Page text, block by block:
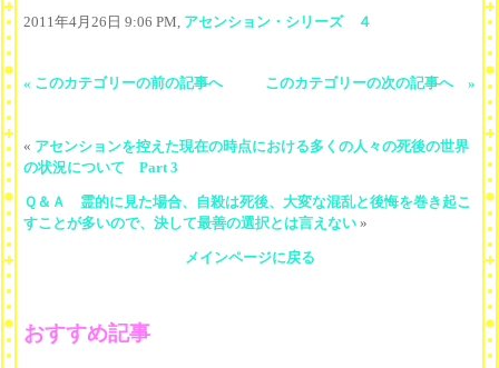
2011年4月26日 9:06 PM, アセンション・シリーズ ４
« このカテゴリーの前の記事へ このカテゴリーの次の記事へ »
« アセンションを控えた現在の時点における多くの人々の死後の世界
の状況について Part 3
Ｑ＆Ａ 霊的に見た場合、自殺は死後、大変な混乱と後悔を巻き起こ
すことが多いので、決して最善の選択とは言えない »
メインページに戻る
おすすめ記事